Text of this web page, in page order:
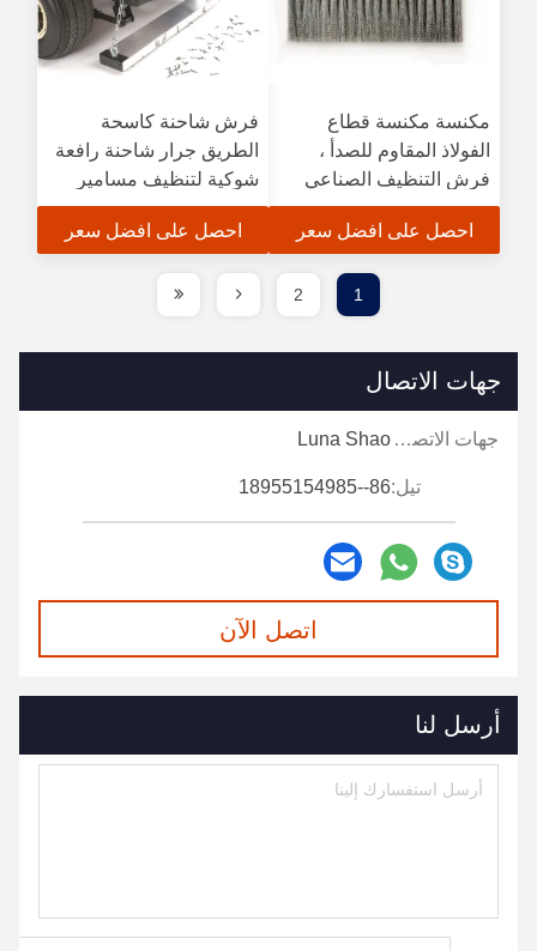
مكنسة مكنسة قطاع
الفولاذ المقاوم للصدأ ،
فرش التنظيف الصناعي
مدرج المطار
احصل على افضل سعر
فرش شاحنة كاسحة
الطريق جرار شاحنة رافعة
شوكية لتنظيف مسامير
المسامير المعدنية
احصل على افضل سعر
1
2
جهات الاتصال
جهات الاتصال: Luna Shao
تيل:86--18955154985
اتصل الآن
أرسل لنا